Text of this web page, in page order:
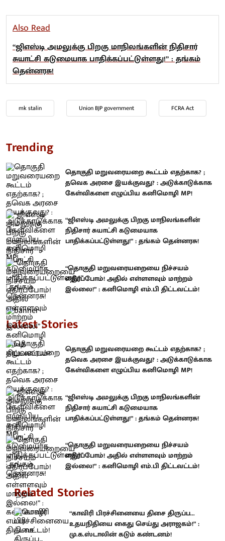
Also Read
“ஜிஎஸ்டி அமலுக்கு பிறகு மாநிலங்களின் நிதிசார்
சுயாட்சி கடுமையாக பாதிக்கப்பட்டுள்ளது!” : தங்கம்
தென்னரசு!
mk stalin Union BJP government FCRA Act
Trending
தொகுதி மறுவரையறை கூட்டம் எதற்காக? ;
தவெக அரசை இயக்குவது? : அடுக்காடுக்காக
கேள்விகளை எழுப்பிய கனிமொழி MP!
“ஜிஎஸ்டி அமலுக்கு பிறகு மாநிலங்களின்
நிதிசார் சுயாட்சி கடுமையாக
பாதிக்கப்பட்டுள்ளது!” : தங்கம் தென்னரசு!
“தொகுதி மறுவரையறையை நிச்சயம்
எதிர்ப்போம்! அதில் எள்ளளவும் மாற்றம்
இல்லை!” : கனிமொழி எம்.பி திட்டவட்டம்!
Latest Stories
தொகுதி மறுவரையறை கூட்டம் எதற்காக? ;
தவெக அரசை இயக்குவது? : அடுக்காடுக்காக
கேள்விகளை எழுப்பிய கனிமொழி MP!
“ஜிஎஸ்டி அமலுக்கு பிறகு மாநிலங்களின்
நிதிசார் சுயாட்சி கடுமையாக
பாதிக்கப்பட்டுள்ளது!” : தங்கம் தென்னரசு!
“தொகுதி மறுவரையறையை நிச்சயம்
எதிர்ப்போம்! அதில் எள்ளளவும் மாற்றம்
இல்லை!” : கனிமொழி எம்.பி திட்டவட்டம்!
Related Stories
“காவிரி பிரச்சினையை திசை திருப்ப...
உதயநிதியை கைது செய்து அராஜகம்!” :
மு.க.ஸ்டாலின் கடும் கண்டனம்!